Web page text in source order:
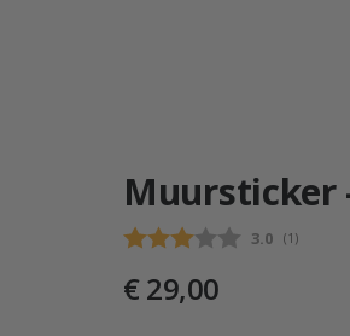
Muursticker
3.0 (aantal
1 )
€ 29,00